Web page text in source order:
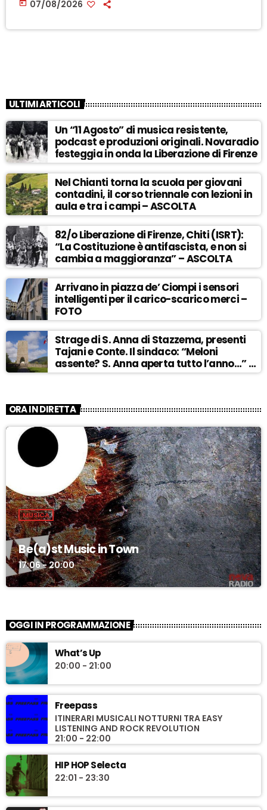
today 07/08/2026
ULTIMI ARTICOLI
Un “11 Agosto” di musica resistente,
podcast e produzioni originali. Novaradio
festeggia in onda la Liberazione di Firenze
Nel Chianti torna la scuola per giovani
contadini, il corso triennale con lezioni in
aula e tra i campi – ASCOLTA
82/o Liberazione di Firenze, Chiti (ISRT):
“La Costituzione è antifascista, e non si
cambia a maggioranza” – ASCOLTA
Arrivano in piazza de’ Ciompi i sensori
intelligenti per il carico-scarico merci –
FOTO
Strage di S. Anna di Stazzema, presenti
Tajani e Conte. Il sindaco: “Meloni
assente? S. Anna aperta tutto l’anno…” –
ASCOLTA
ORA IN DIRETTA
MUSICA
Be(a)st Music in Town
17:06 - 20:00
OGGI IN PROGRAMMAZIONE
What’s Up
20:00 - 21:00
Freepass
ITINERARI MUSICALI NOTTURNI TRA EASY
LISTENING AND ROCK REVOLUTION
21:00 - 22:00
HIP HOP Selecta
22:01 - 23:30